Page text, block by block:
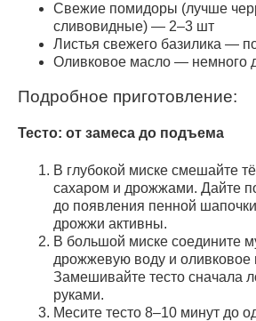
Свежие помидоры (лучше
сливовидные) — 2–3 шт
Листья свежего базилика —
Оливковое масло — немного
Подробное приготовление:
Тесто: от замеса до подъема
В глубокой миске смешайте
сахаром и дрожжами. Дайте
до появления пенной
дрожжи активны.
В большой миске соедините
дрожжевую воду и оливковое
Замешивайте тесто сначала
руками.
Месите тесто 8–10 минут до